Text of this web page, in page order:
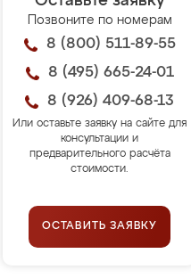
Позвоните по номерам
8 (800) 511-89-55
8 (495) 665-24-01
8 (926) 409-68-13
Или оставьте заявку на сайте для
консультации и
предварительного расчёта
стоимости.
ОСТАВИТЬ ЗАЯВКУ